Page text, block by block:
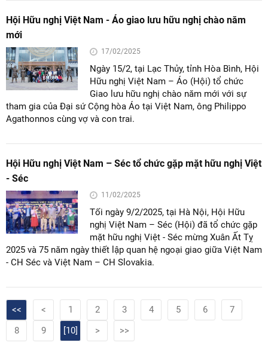
Hội Hữu nghị Việt Nam - Áo giao lưu hữu nghị chào năm
mới
17/02/2025
Ngày 15/2, tại Lạc Thủy, tỉnh Hòa Bình, Hội
Hữu nghị Việt Nam – Áo (Hội) tổ chức
Giao lưu hữu nghị chào năm mới với sự
tham gia của Đại sứ Cộng hòa Áo tại Việt Nam, ông Philippo
Agathonnos cùng vợ và con trai.
Hội Hữu nghị Việt Nam – Séc tổ chức gặp mặt hữu nghị Việt
- Séc
11/02/2025
Tối ngày 9/2/2025, tại Hà Nội, Hội Hữu
nghị Việt Nam – Séc (Hội) đã tổ chức gặp
mặt hữu nghị Việt - Séc mừng Xuân Ất Tỵ
2025 và 75 năm ngày thiết lập quan hệ ngoại giao giữa Việt Nam
- CH Séc và Việt Nam – CH Slovakia.
<< < 1 2 3 4 5 6
7
8
9 [10] > >>